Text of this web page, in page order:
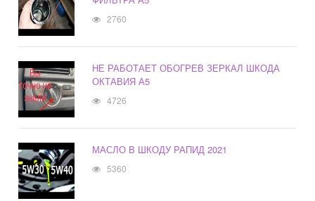
2760
НЕ РАБОТАЕТ ОБОГРЕВ ЗЕРКАЛ ШКОДА
ОКТАВИЯ А5
4726
МАСЛО В ШКОДУ РАПИД 2021
5360